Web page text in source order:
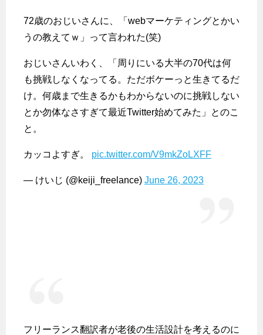
72歳のおじいさんに、「webマーケティングとかい
うの教えてｗ」って言われた(笑)
おじいさんいわく、「周りにいる大半の70代は何
も挑戦しなくなってる。ただボケーっと生きてるだ
け。何歳まで生きるかもわからないのに挑戦しない
とか勿体なさすぎて最近Twitter始めてみた」とのこ
と。
カッコよすぎ。 pic.twitter.com/V9mkZoLXFF
— けいじ (@keiji_freelance) June 26, 2023
フリーランス翻訳者が老後の生活設計を考えるのに